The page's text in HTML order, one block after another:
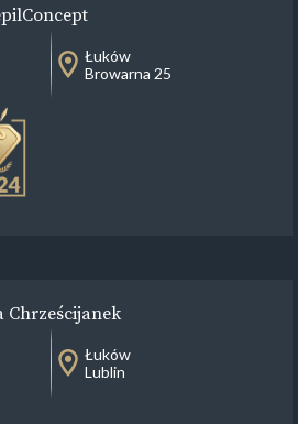
Łuków
Browarna 25
Chrześcijanek
Łuków
Lublin